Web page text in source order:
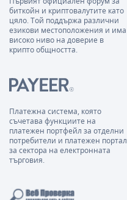
биткойн и криптовалутите като
цяло. Той поддържа различни
езикови местоположения и има
високо ниво на доверие в
крипто общността.
Платежна система, която
съчетава функциите на
платежен портфейл за отделни
потребители и платежен портал
за сектора на електронната
търговия.